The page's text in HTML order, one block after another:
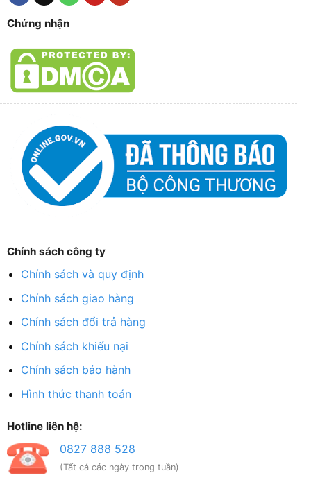
Chứng nhận
Chính sách công ty
Chính sách và quy định
Chính sách giao hàng
Chính sách đổi trả hàng
Chính sách khiếu nại
Chính sách bảo hành
Hình thức thanh toán
Hotline liên hệ:
0827 888 528
(Tất cả các ngày trong tuần)